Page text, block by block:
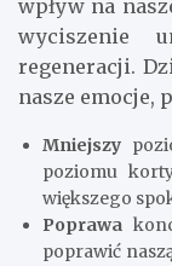
wpływ na
wyciszenie
regeneracji.
nasze emocje,
Mniejszy
poziomu
większego
Poprawa
poprawić